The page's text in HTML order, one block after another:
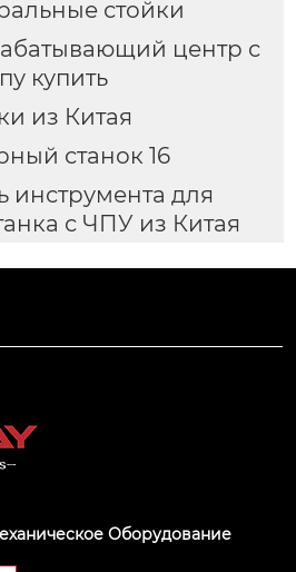
стойки
центр с
купить
из Китая
станок 16
инструмента для
с ЧПУ из Китая
Оборудование